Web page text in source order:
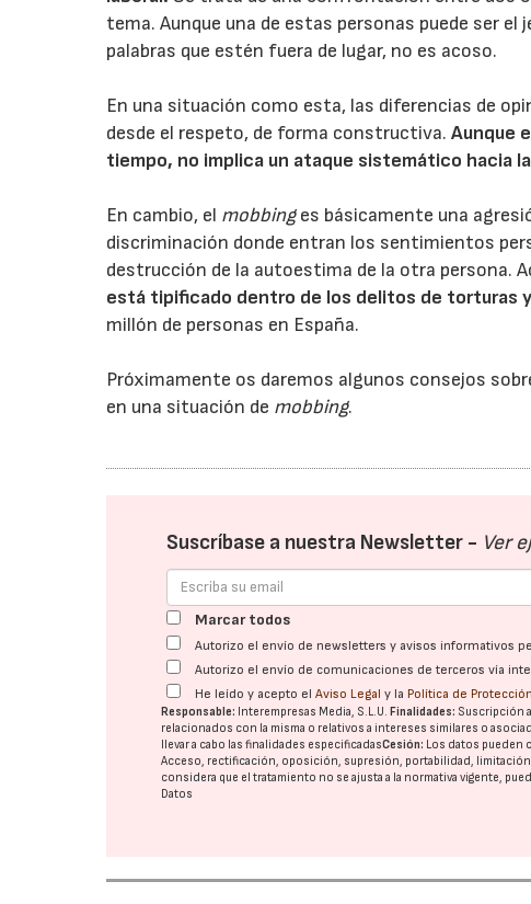
tema. Aunque una de estas personas puede ser
palabras que estén fuera de lugar, no es acoso.
En una situación como esta, las diferencias de
desde el respeto, de forma constructiva.Aunque
tiempo, no implica un ataque sistemático hacia
En cambio, el mobbinges básicamente una
discriminación donde entran los sentimientos
destrucción de la autoestima de la otra persona.
está tipificado dentro de los delitos de torturas
millón de personas en España.
Próximamente os daremos algunos consejos
en una situación de mobbing.
Suscríbase a nuestra Newsletter - Ver
Marcar todos
Autorizo el envío de newsletters y avisos informativos
Autorizo el envío de comunicaciones de terceros vía
He leído y acepto elAviso Legal y la Política de
Responsable: Interempresas Media, S.L.U.Finalidades: Suscripción
relacionados con la misma o relativos a intereses similares o
llevar a cabo las finalidades especificadasCesión: Los datos pueden
Acceso, rectificación, oposición, supresión, portabilidad,
considera que el tratamiento no se ajusta a la normativa vigente,
Datos